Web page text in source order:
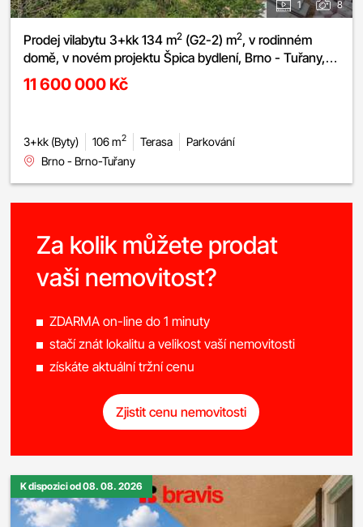
1 8
Prodej vilabytu 3+kk 134 m2 (G2-2) m2, v rodinném
domě, v novém projektu Špica bydlení, Brno - Tuřany,
zahrádka, 2x terasa, parkování.
11 600 000 Kč
3+kk (Byty) 106 m2 Terasa
Parkování
Brno - Brno-Tuřany
Za kolik můžete prodat
vaši nemovitost?
ZDARMA on-line do 1 minuty
stačí znát lokalitu a velikost vaší nemovitosti
získáte aktuální tržní cenu
Zjistit cenu nemovitosti
K dispozici od 08. 08. 2026